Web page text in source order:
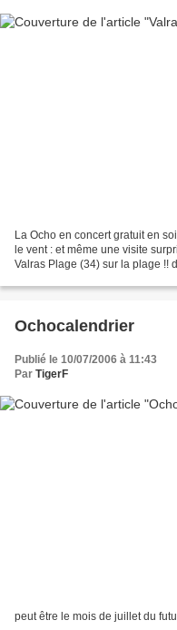
La Ocho en concert gratuit en
le vent : et même une visite
Valras Plage (34) sur la plage !!
Ochocalendrier
Publié le 10/07/2006 à 11:43
Par TigerF
peut être le mois de juillet du